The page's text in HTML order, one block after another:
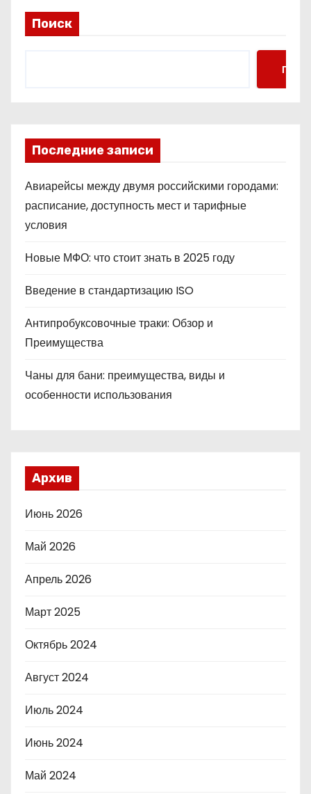
Поиск
Поиск
Последние записи
Авиарейсы между двумя российскими городами:
расписание, доступность мест и тарифные
условия
Новые МФО: что стоит знать в 2025 году
Введение в стандартизацию ISO
Антипробуксовочные траки: Обзор и
Преимущества
Чаны для бани: преимущества, виды и
особенности использования
Архив
Июнь 2026
Май 2026
Апрель 2026
Март 2025
Октябрь 2024
Август 2024
Июль 2024
Июнь 2024
Май 2024